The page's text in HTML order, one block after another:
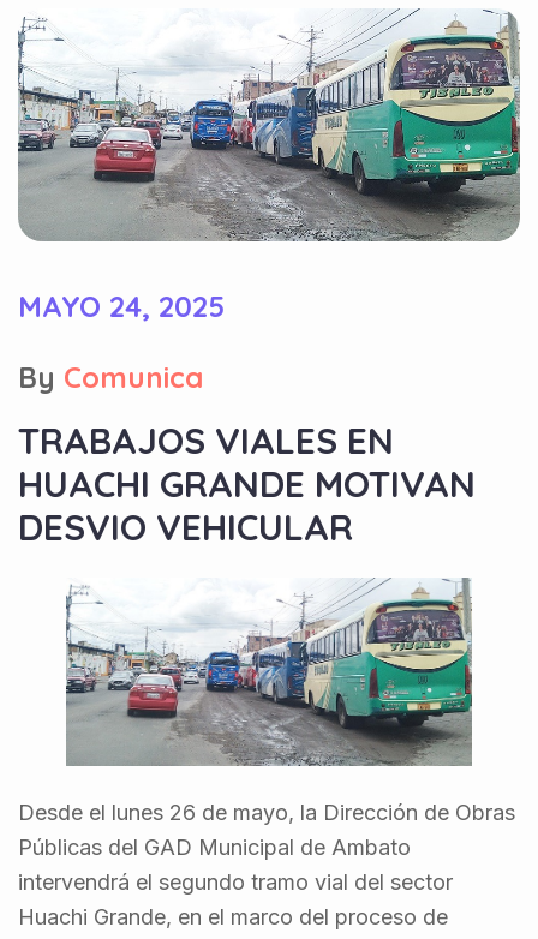
MAYO 24, 2025
By Comunica
TRABAJOS VIALES EN
HUACHI GRANDE MOTIVAN
DESVIO VEHICULAR
Desde el lunes 26 de mayo, la Dirección de Obras
Públicas del GAD Municipal de Ambato
intervendrá el segundo tramo vial del sector
Huachi Grande, en el marco del proceso de